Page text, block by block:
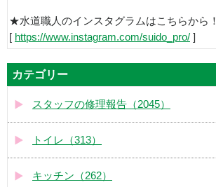
★水道職人のインスタグラムはこちらから！
[ https://www.instagram.com/suido_pro/ ]
カテゴリー
スタッフの修理報告（2045）
トイレ（313）
キッチン（262）